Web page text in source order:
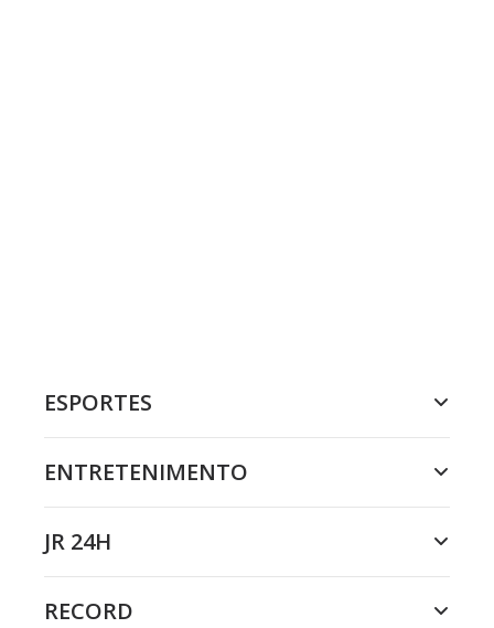
ESPORTES
ENTRETENIMENTO
JR 24H
RECORD